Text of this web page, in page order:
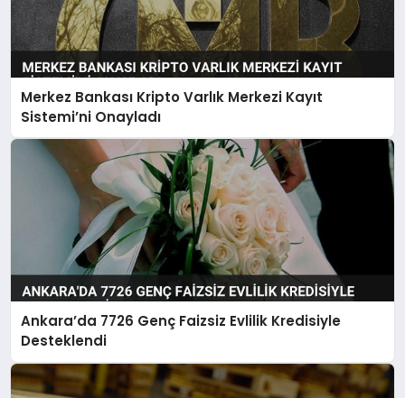
Merkez Bankası Kripto Varlık Merkezi Kayıt
Sistemi’ni Onayladı
Ankara’da 7726 Genç Faizsiz Evlilik Kredisiyle
Desteklendi